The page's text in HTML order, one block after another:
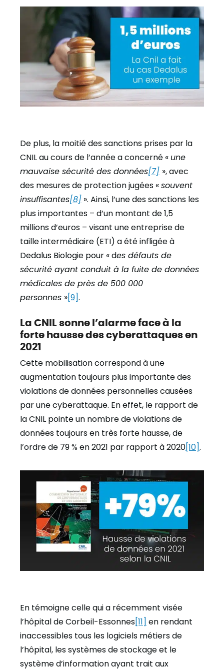
De plus, la moitié des sanctions prises par la
CNIL au cours de l’année a concerné « une
mauvaise sécurité des données[7] », avec
des mesures de protection jugées «souvent
insuffisantes[8] ». Ainsi, l’une des sanctions les
plus importantes – d’un montant de 1,5
millions d’euros – visant une entreprise de
taille intermédiaire (ETI) a été infligée à
Dedalus Biologie pour « des défauts de
sécurité ayant conduit à la fuite de données
médicales de près de 500 000
personnes »[9].
La CNIL sonne l’alarme face à la
forte hausse des cyberattaques en
2021
Cette mobilisation correspond à une
augmentation toujours plus importante des
violations de données personnelles causées
par une cyberattaque. En effet, le rapport de
la CNIL pointe un nombre de violations de
données toujours en très forte hausse, de
l’ordre de 79 % en 2021 par rapport à 2020[10].
En témoigne celle qui a récemment visée
l’hôpital de Corbeil-Essonnes[11] en rendant
inaccessibles tous les logiciels métiers de
l’hôpital, les systèmes de stockage et le
système d’information ayant trait aux